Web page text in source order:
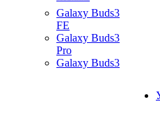
Galaxy Buds3
FE
Galaxy Buds3
Pro
Galaxy Buds3